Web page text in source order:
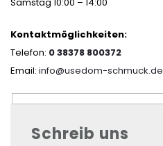
Kontaktmöglichkeiten:
Telefon: 0 38378 800372
Email: info@usedom-schmuck.de
Schreib uns